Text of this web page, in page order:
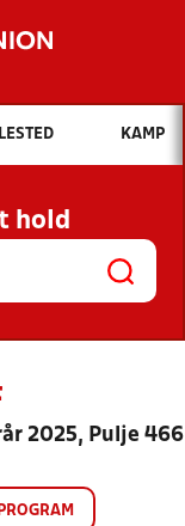
vil du søge efter?
OG NYHEDER
OG
KAMP
hold
2025, Pulje 466